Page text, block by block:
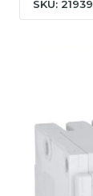
SKU: 21939